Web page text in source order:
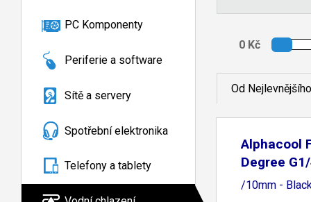
PC Komponenty
Periferie a software
Sítě a servery
Spotřební elektronika
Telefony a tablety
Od Nejlevnějšího
Alphacool
Degree
/10mm -